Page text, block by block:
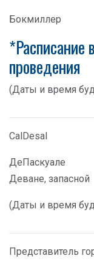
Бокмиллер
*Расписание
проведения
(Даты и время
CalDesal
ДеПаскуале
Деване, запасной
(Даты и время
Представитель